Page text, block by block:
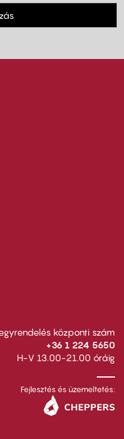
központi szám
+36 1 224 5650
H-V 13.00-21.00 óráig
Fejlesztés és üzemeltetés: